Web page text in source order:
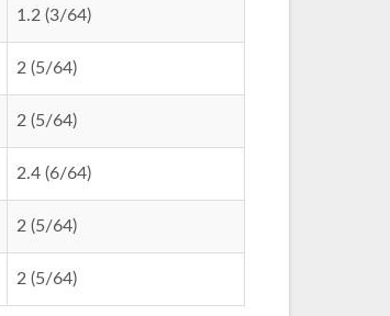
1.2 (3/64)
2 (5/64)
2 (5/64)
2.4 (6/64)
2 (5/64)
2 (5/64)